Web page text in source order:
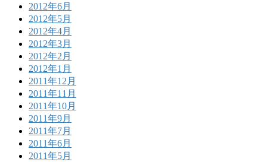
2012年6月
2012年5月
2012年4月
2012年3月
2012年2月
2012年1月
2011年12月
2011年11月
2011年10月
2011年9月
2011年7月
2011年6月
2011年5月